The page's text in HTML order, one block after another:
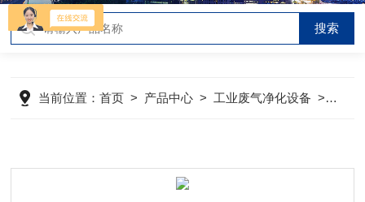
当前位置：首页 > 产品中心 > 工业废气净化设备 > 喷漆